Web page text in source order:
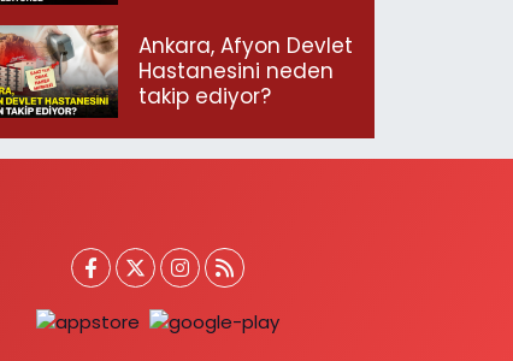
ediyoruz”
Ankara, Afyon Devlet
Hastanesini neden
takip ediyor?